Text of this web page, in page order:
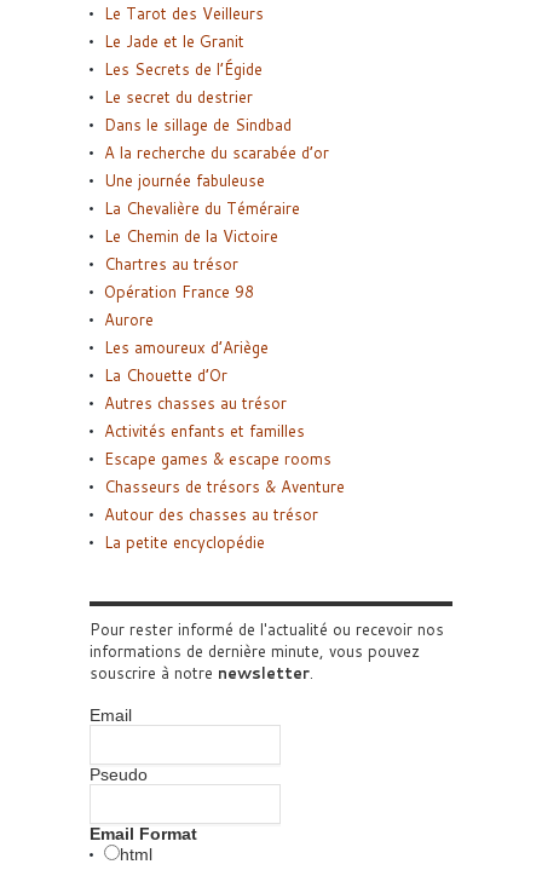
Le Tarot des Veilleurs
Le Jade et le Granit
Les Secrets de l’Égide
Le secret du destrier
Dans le sillage de Sindbad
A la recherche du scarabée d’or
Une journée fabuleuse
La Chevalière du Téméraire
Le Chemin de la Victoire
Chartres au trésor
Opération France 98
Aurore
Les amoureux d’Ariège
La Chouette d’Or
Autres chasses au trésor
Activités enfants et familles
Escape games & escape rooms
Chasseurs de trésors & Aventure
Autour des chasses au trésor
La petite encyclopédie
Pour rester informé de l'actualité ou recevoir nos
informations de dernière minute, vous pouvez
souscrire à notre newsletter
Email
Pseudo
Email Format
html